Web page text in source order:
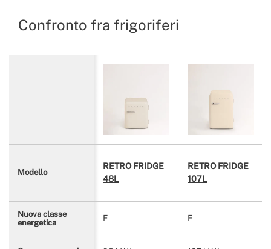
Confronto fra frigoriferi
Modello
RETRO FRIDGE
48L
RETRO FRIDGE
107L
Nuova classe
energetica
F F